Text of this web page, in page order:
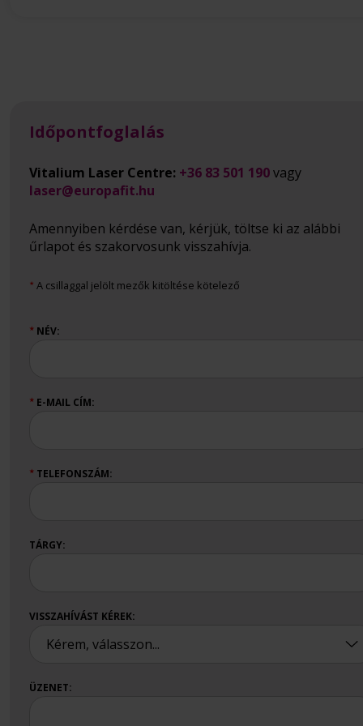
Időpontfoglalás
Vitalium Laser Centre: +36 83 501 190vagy
laser@europafit.hu
Amennyiben kérdése van, kérjük, töltse ki az alábbi
űrlapot és szakorvosunk visszahívja.
★ A csillaggal jelölt mezők kitöltése kötelező
★ NÉV:
★ E-MAIL CÍM:
★ TELEFONSZÁM:
TÁRGY:
VISSZAHÍVÁST KÉREK:
ÜZENET: